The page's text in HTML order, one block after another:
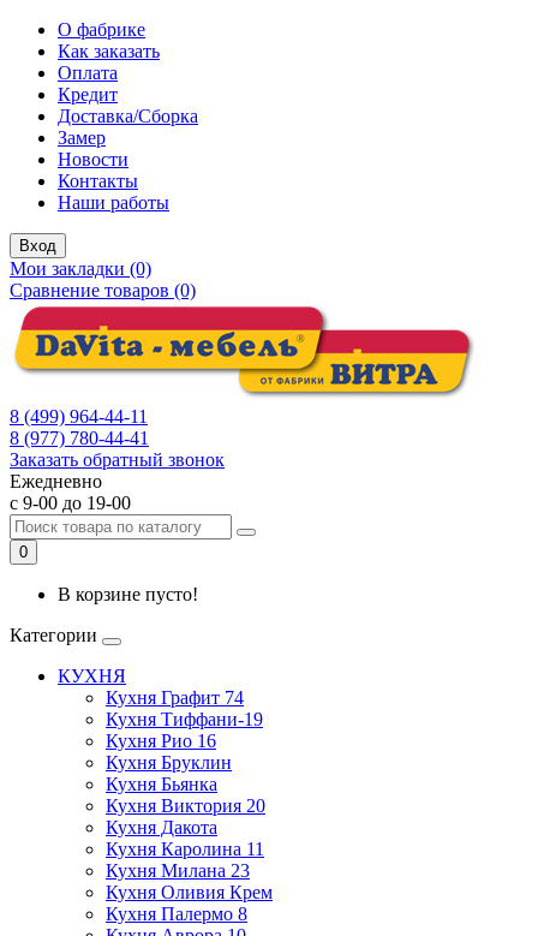
О фабрике
Как заказать
Оплата
Кредит
Доставка/Сборка
Замер
Новости
Контакты
Наши работы
Вход
Мои закладки (0)
Сравнение товаров (0)
8 (499) 964-44-11
8 (977) 780-44-41
Заказать обратный звонок
Ежедневно
с 9-00 до 19-00
0
В корзине пусто!
Категории
КУХНЯ
Кухня Графит 74
Кухня Тиффани-19
Кухня Рио 16
Кухня Бруклин
Кухня Бьянка
Кухня Виктория 20
Кухня Дакота
Кухня Каролина 11
Кухня Милана 23
Кухня Оливия Крем
Кухня Палермо 8